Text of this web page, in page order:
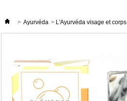
> Ayurvéda > L'Ayurvéda visage et corps